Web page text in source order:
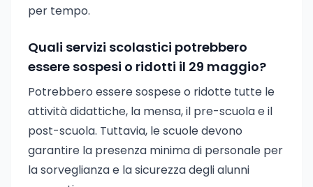
per tempo.
Quali servizi scolastici potrebbero
essere sospesi o ridotti il 29 maggio?
Potrebbero essere sospese o ridotte tutte le
attività didattiche, la mensa, il pre-scuola e il
post-scuola. Tuttavia, le scuole devono
garantire la presenza minima di personale per
la sorveglianza e la sicurezza degli alunni